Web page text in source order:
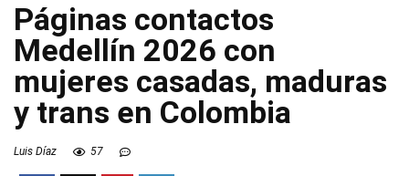
Páginas contactos
Medellín 2026 con
mujeres casadas, maduras
y trans en Colombia
Luis Díaz 57